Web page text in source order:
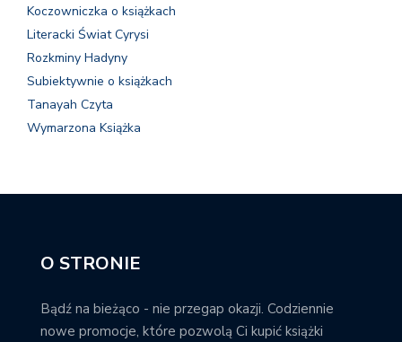
Koczowniczka o książkach
Literacki Świat Cyrysi
Rozkminy Hadyny
Subiektywnie o książkach
Tanayah Czyta
Wymarzona Książka
O STRONIE
Bądź na bieżąco - nie przegap okazji. Codziennie
nowe promocje, które pozwolą Ci kupić książki